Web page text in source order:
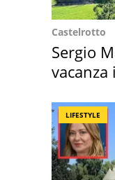
Castelrotto
Sergio
vacanza
LIFESTYLE